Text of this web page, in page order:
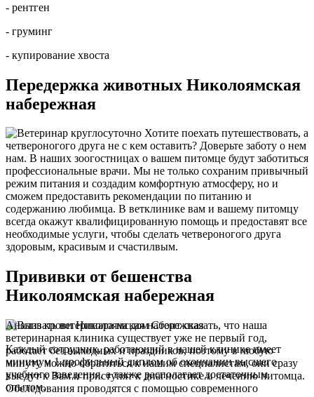
- рентген
- груминг
- купирование хвоста
Передержка животных Николоямская
набережная
Хотите поехать путешествовать, а
четвероногого друга не с кем оставить? Доверьте заботу о нем
нам. В наших зоогостницах о вашем питомце будут заботиться
профессиональные врачи. Мы не только сохраним привычный
режим питания и создадим комфортную атмосферу, но и
сможем предоставить рекомендации по питанию и
содержанию любимца. В ветклинике вам и вашему питомцу
всегда окажут квалифицированную помощь и предоставят все
необходимые услуги, чтобы сделать четвероногого друга
здоровым, красивым и счастилвым.
Прививки от бешенства
Николоямская набережная
Стоит сказать, что наша
ветеринарная клиника существует уже не первый год,
работает без выходных и праздников, поэтому в любую
минуту можно обратиться к нашим специалистам, они сразу
выедут к Вам и приступят к диагностике и лечению питомца.
Обследования проводятся с помощью современного
Анализ крови Николоямская набережная
Каждый сотрудник, работающий в нашей клинике имеет
минимум 1 профильный диплом об окончании высшего
учебного заведения, а также располагает достаточным
опытом.